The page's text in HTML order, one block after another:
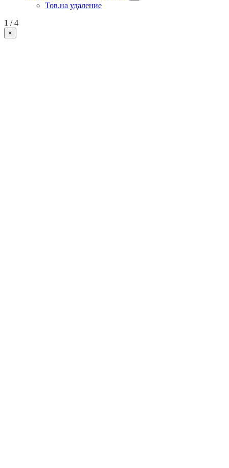
Тов.на удаление
1 / 4
×